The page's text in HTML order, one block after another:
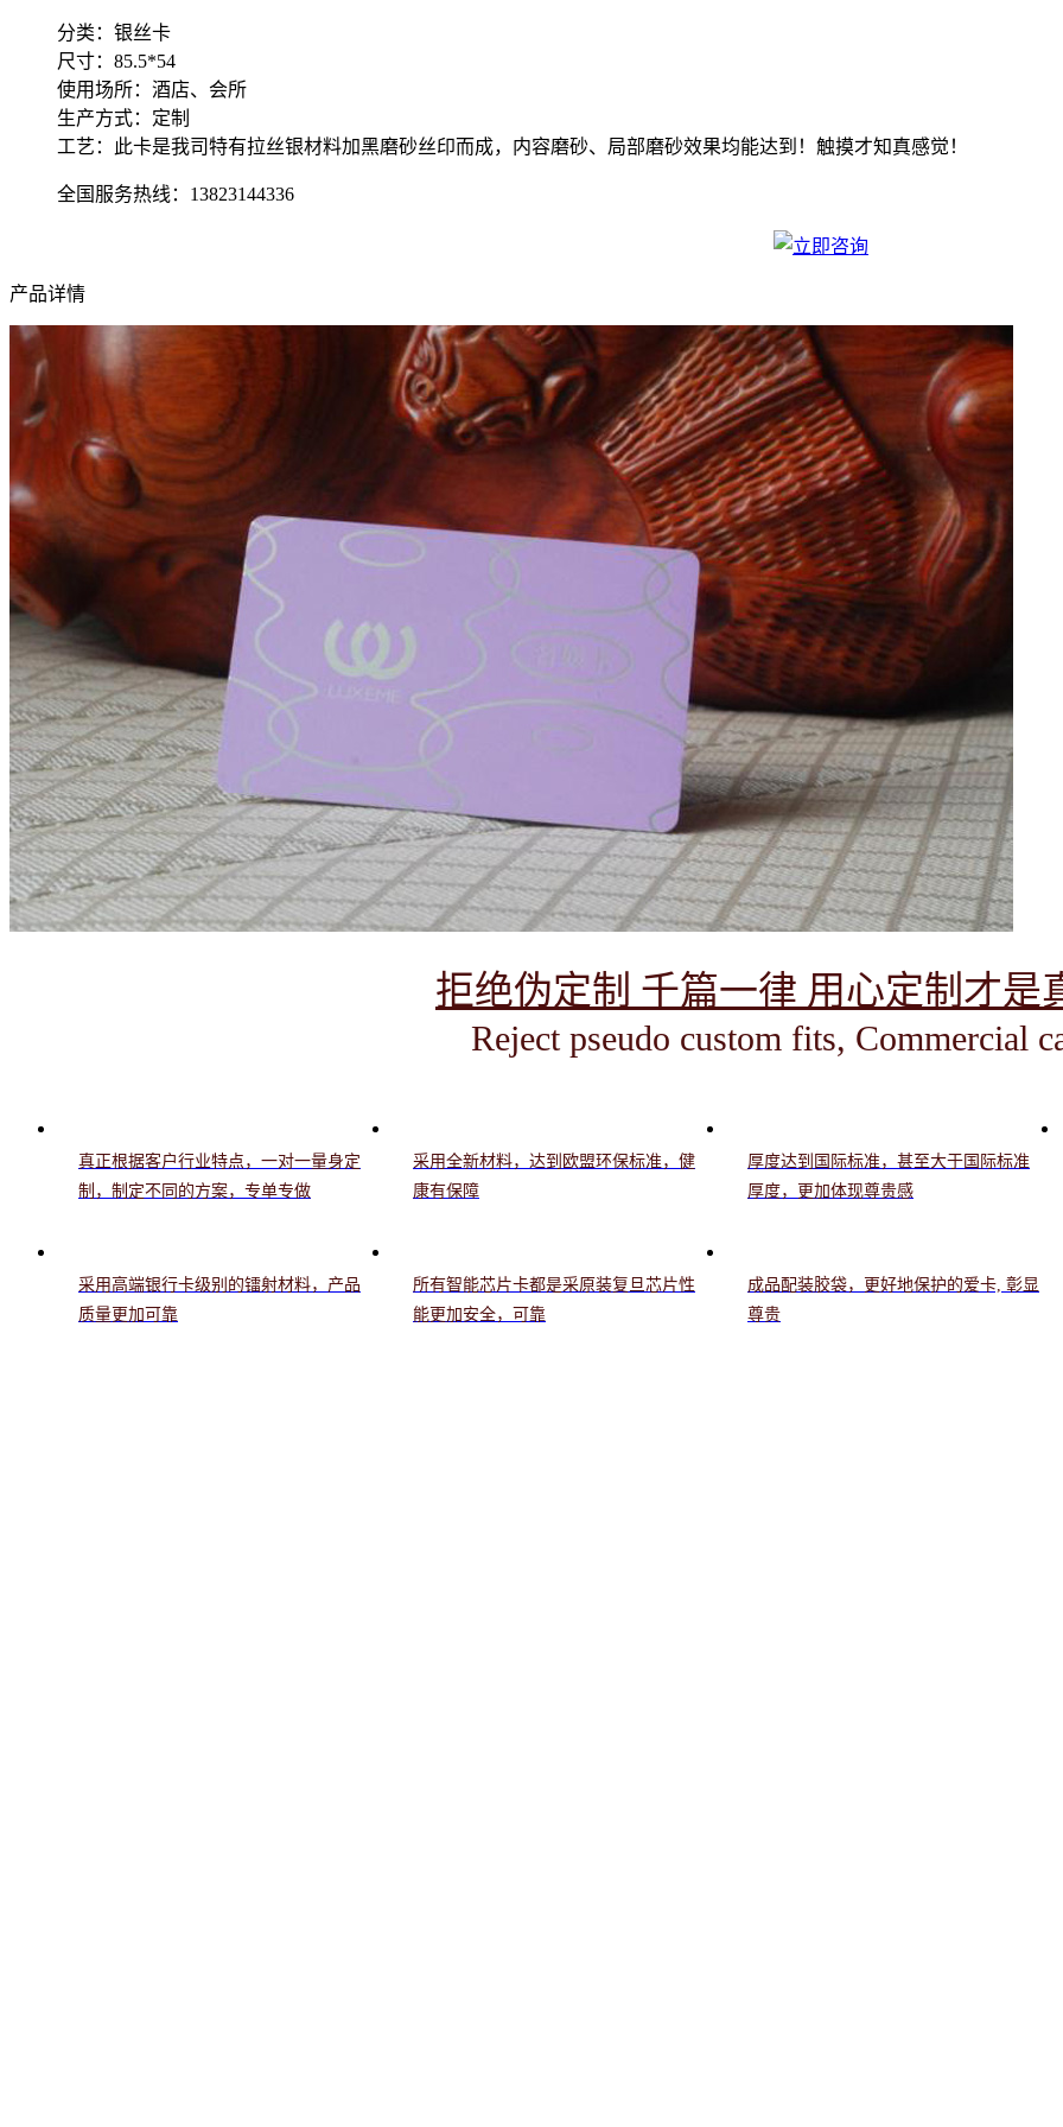
分类：银丝卡
尺寸：85.5*54
使用场所：酒店、会所
生产方式：定制
工艺：此卡是我司特有拉丝银材料加黑磨砂丝印而成，内容磨砂、局部磨砂效果均能达到！触摸才知真感觉！
全国服务热线： 13823144336
产品详情
拒绝伪定制 千篇一律 用心定制才是
Reject pseudo custom fits, Commercial
真正根据客户行业特点，一对一量身定
制，制定不同的方案，专单专做
采用全新材料，达到欧盟环保标准，健
康有保障
厚度达到国际标准，甚至大于国际标准
厚度，更加体现尊贵感
采用高端银行卡级别的镭射材料，产品
质量更加可靠
所有智能芯片卡都是采原装复旦芯片性
能更加安全，可靠
成品配装胶袋，更好地保护的爱卡, 彰显
尊贵